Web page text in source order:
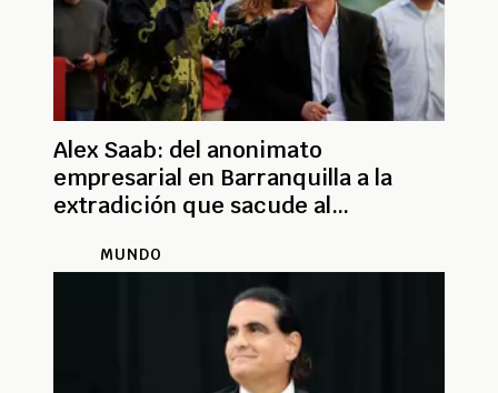
Alex Saab: del anonimato
empresarial en Barranquilla a la
extradición que sacude al
MUNDO